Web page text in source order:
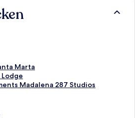
Marta
Lodge
Madalena 287 Studios